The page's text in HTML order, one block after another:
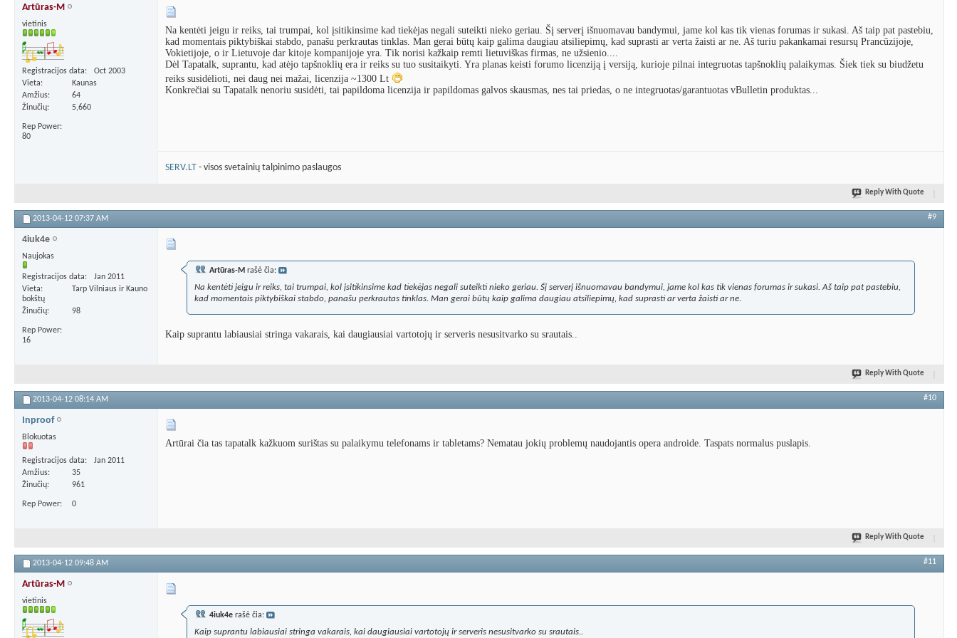
Artūras-M
vietinis
Registracijos data
Oct 2003
Vieta
Kaunas
Amžius
64
Žinučių
5,660
Rep Power
80
Na kentėti jeigu ir reiks, tai trumpai, kol įsitikinsime kad tiekėjas negali suteikti nieko geriau. Šį serverį išnuomavau bandymui, jame kol kas tik vienas forumas ir sukasi. Aš taip pat pastebiu,
kad momentais piktybiškai stabdo, panašu perkrautas tinklas. Man gerai būtų kaip galima daugiau atsiliepimų, kad suprasti ar verta žaisti ar ne. Aš turiu pakankamai resursų Prancūzijoje,
Vokietijoje, o ir Lietuvoje dar kitoje kompanijoje yra. Tik norisi kažkaip remti lietuviškas firmas, ne užsienio....
Dėl Tapatalk, suprantu, kad atėjo tapšnoklių era ir reiks su tuo susitaikyti. Yra planas keisti forumo licenziją į versiją, kurioje pilnai integruotas tapšnoklių palaikymas. Šiek tiek su biudžetu
reiks susidėlioti, nei daug nei mažai, licenzija ~1300 Lt
Konkrečiai su Tapatalk nenoriu susidėti, tai papildoma licenzija ir papildomas galvos skausmas, nes tai priedas, o ne integruotas/garantuotas vBulletin produktas...
SERV.LT - visos svetainių talpinimo paslaugos
Reply With Quote
2013-04-12 07:37 AM #9
4iuk4e
Naujokas
Registracijos data
Jan 2011
Vieta
Tarp Vilniaus ir Kauno
bokštų
Žinučių
98
Rep Power
16
Artūras-M rašė čia:
Na kentėti jeigu ir reiks, tai trumpai, kol įsitikinsime kad tiekėjas negali suteikti nieko geriau. Šį serverį išnuomavau bandymui, jame kol kas tik vienas forumas ir sukasi. Aš taip pat pastebiu,
kad momentais piktybiškai stabdo, panašu perkrautas tinklas. Man gerai būtų kaip galima daugiau atsiliepimų, kad suprasti ar verta žaisti ar ne.
Kaip suprantu labiausiai stringa vakarais, kai daugiausiai vartotojų ir serveris nesusitvarko su srautais..
Reply With Quote
2013-04-12 08:14 AM #10
Inproof
Blokuotas
Registracijos data
Jan 2011
Amžius
35
Žinučių
961
Rep Power 0
Artūrai čia tas tapatalk kažkuom surištas su palaikymu telefonams ir tabletams? Nematau jokių problemų naudojantis opera androide. Taspats normalus puslapis.
Reply With Quote
2013-04-12 09:48 AM #11
Artūras-M
vietinis
4iuk4e rašė čia:
Kaip suprantu labiausiai stringa vakarais, kai daugiausiai vartotojų ir serveris nesusitvarko su srautais..